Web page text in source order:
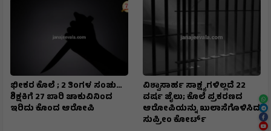
ಭೀಕರ ಕೊಲೆ ; 2 ತಿಂಗಳ ಸಂಚು…
ಶಿಕ್ಷಕಿಗೆ 27 ಬಾರಿ ಚಾಕುವಿನಿಂದ
ಇರಿದು ಕೊಂದ ಆರೋಪಿ
ವಿಶ್ವಾಸಾರ್ಹ ಸಾಕ್ಷ್ಯಗಳಿಲ್ಲದೆ 22
ವರ್ಷ ಜೈಲು; ಕೊಲೆ ಪ್ರಕರಣದ
ಆರೋಪಿಯನ್ನು ಖುಲಾಸೆಗೊಳಿಸಿದ
ಸುಪ್ರೀಂ ಕೋರ್ಟ್